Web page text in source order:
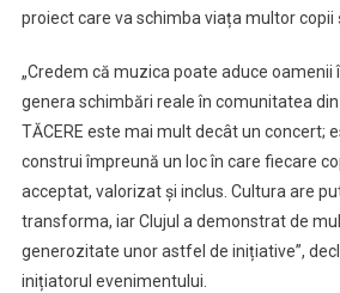
proiect care va schimba viața multor copii
„Credem că muzica poate aduce oamenii
genera schimbări reale în comunitatea din
TĂCERE este mai mult decât un concert;
construi împreună un loc în care fiecare
acceptat, valorizat și inclus. Cultura are
transforma, iar Clujul a demonstrat de
generozitate unor astfel de inițiative”,
inițiatorul evenimentului.